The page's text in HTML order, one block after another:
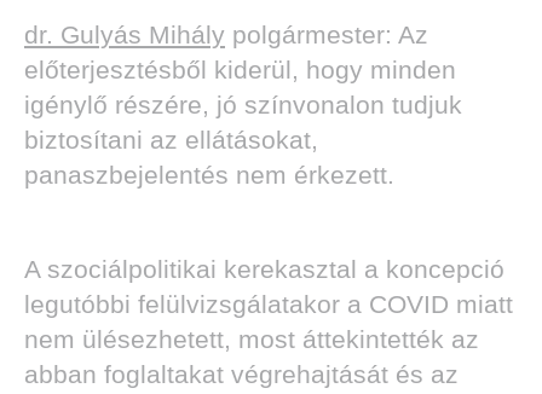
dr. Gulyás Mihály polgármester: Az
előterjesztésből kiderül, hogy minden
igénylő részére, jó színvonalon tudjuk
biztosítani az ellátásokat,
panaszbejelentés nem érkezett.
A szociálpolitikai kerekasztal a koncepció
legutóbbi felülvizsgálatakor a COVID miatt
nem ülésezhetett, most áttekintették az
abban foglaltakat végrehajtását és az